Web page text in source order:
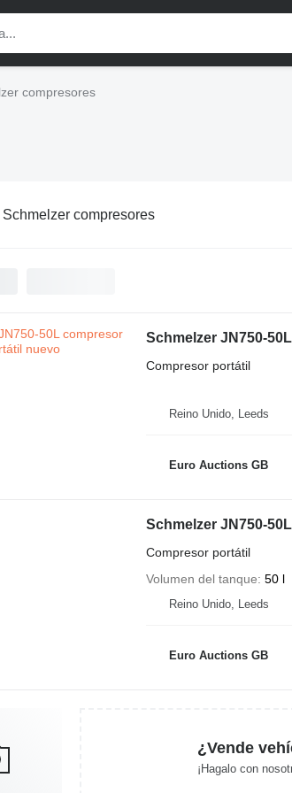
compresores
Schmelzer compresores
Schmelzer JN750-50L
Compresor portátil
Reino Unido, Leeds
Euro Auctions GB
Schmelzer JN750-50L
Compresor portátil
Volumen del tanque 50 l
Reino Unido, Leeds
Euro Auctions GB
¿Vende
¡Hagalo con